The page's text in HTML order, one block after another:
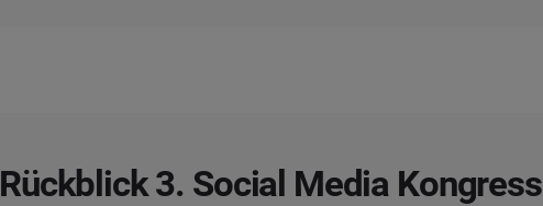
Rückblick 3. Social Media Kongress